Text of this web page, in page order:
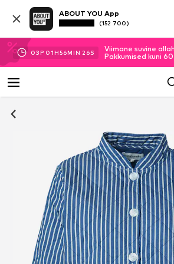
ABOUT YOU App
(152 700)
03P 01H56MIN 26S
Viimane suvine
Pakkumised kuni